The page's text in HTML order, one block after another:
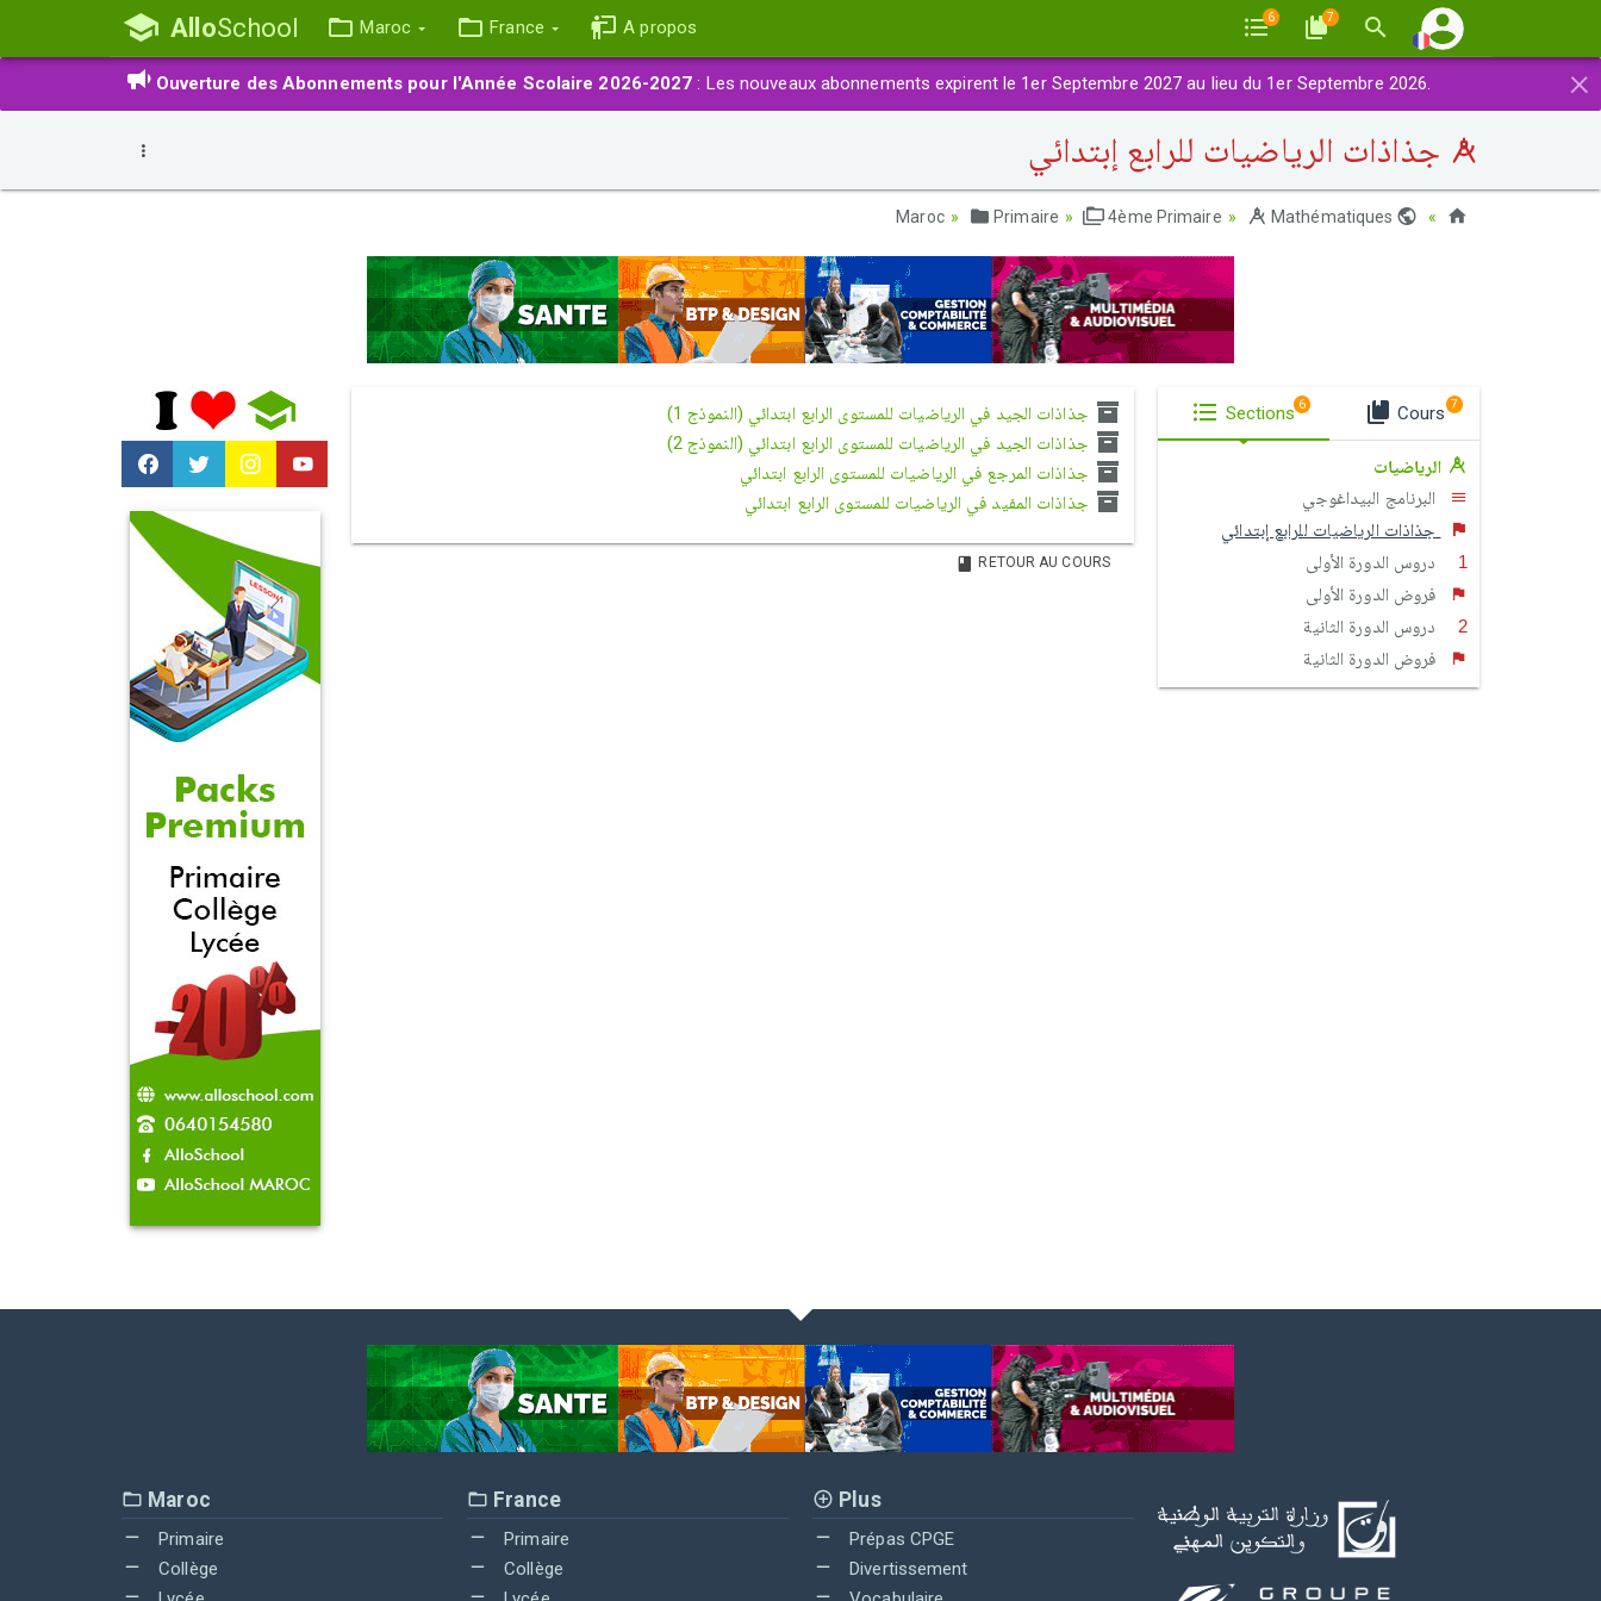
AlloSchool Maroc France A propos 6 7
×
Ouverture des Abonnements pour l'Année Scolaire 2026-2027 : Les nouveaux abonnements expirent le 1er Septembre 2027 au lieu du 1er Septembre 2026.
جذاذات الرياضيات للرابع إبتدائي
Primaire 4ème Primaire Mathématiques
جذاذات الجيد في الرياضيات للمستوى الرابع ابتدائي (النموذج 1)
جذاذات الجيد في الرياضيات للمستوى الرابع ابتدائي (النموذج 2)
جذاذات المرجع في الرياضيات للمستوى الرابع ابتدائي
جذاذات المفيد في الرياضيات للمستوى الرابع ابتدائي
RETOUR AU COURS
Sections 6 Cours 7
الرياضيات
البرنامج البيداغوجي
جذاذات الرياضيات للرابع إبتدائي
دروس الدورة الأولى
فروض الدورة الأولى
دروس الدورة الثانية
فروض الدورة الثانية
Maroc
Primaire
Collège
France
Primaire
Collège
Plus
Prépas CPGE
Divertissement